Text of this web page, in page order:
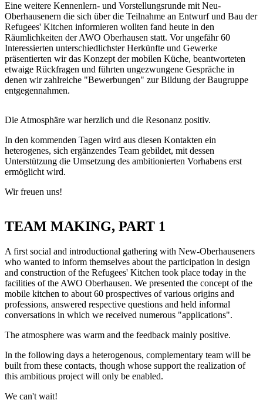
Eine weitere Kennenlern- und Vorstellungsrunde mit Neu-
Oberhausenern die sich über die Teilnahme an Entwurf und Bau der
Refugees' Kitchen informieren wollten fand heute in den
Räumlichkeiten der AWO Oberhausen statt. Vor ungefähr 60
Interessierten unterschiedlichster Herkünfte und Gewerke
präsentierten wir das Konzept der mobilen Küche, beantworteten
etwaige Rückfragen und führten ungezwungene Gespräche in
denen wir zahlreiche "Bewerbungen" zur Bildung der Baugruppe
entgegennahmen.
Die Atmosphäre war herzlich und die Resonanz positiv.
In den kommenden Tagen wird aus diesen Kontakten ein
heterogenes, sich ergänzendes Team gebildet, mit dessen
Unterstützung die Umsetzung des ambitionierten Vorhabens erst
ermöglicht wird.
Wir freuen uns!
TEAM MAKING, PART 1
A first social and introductional gathering with New-Oberhauseners
who wanted to inform themselves about the participation in design
and construction of the Refugees' Kitchen took place today in the
facilities of the AWO Oberhausen. We presented the concept of the
mobile kitchen to about 60 prospectives of various origins and
professions, answered respective questions and held informal
conversations in which we received numerous "applications".
The atmosphere was warm and the feedback mainly positive.
In the following days a heterogenous, complementary team will be
built from these contacts, though whose support the realization of
this ambitious project will only be enabled.
We can't wait!